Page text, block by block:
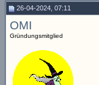
26-04-2024, 07:11
OMI
Gründungsmitglied